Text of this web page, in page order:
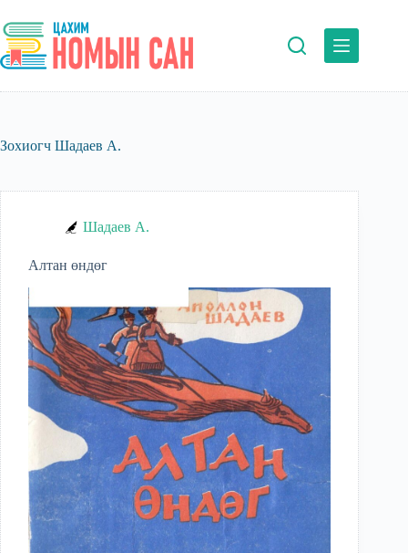
to
content
Зохиогч Шадаев А.
Шадаев А.
Алтан өндөг